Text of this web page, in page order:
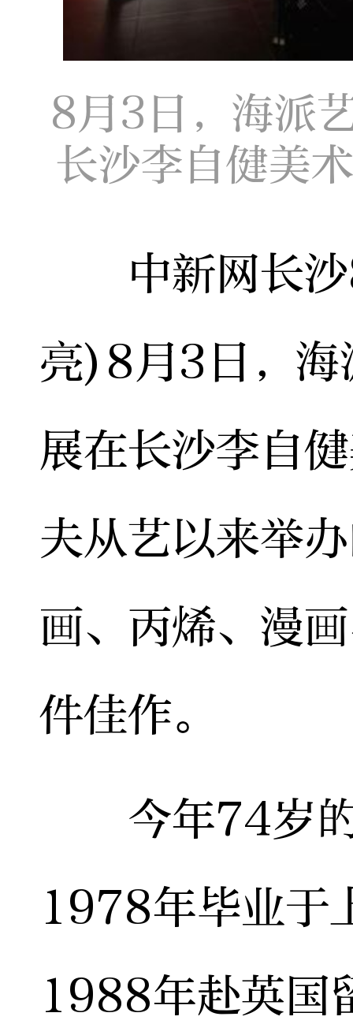
8月3日，海派
长沙李自健美
中新网长沙
亮)8月3日，海
展在长沙李自
夫从艺以来举
画、丙烯、漫
件佳作。
今年74岁的
1978年毕业于
1988年赴英国